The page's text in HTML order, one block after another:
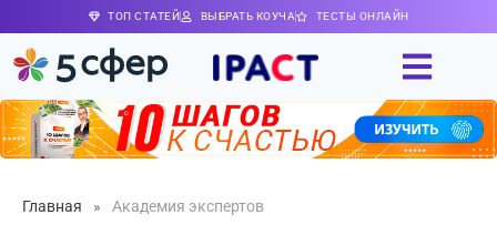
ТОП СТАТЕЙ ВЫБРАТЬ КОУЧА ТЕСТЫ ОНЛАЙН
Главная » Академия экспертов